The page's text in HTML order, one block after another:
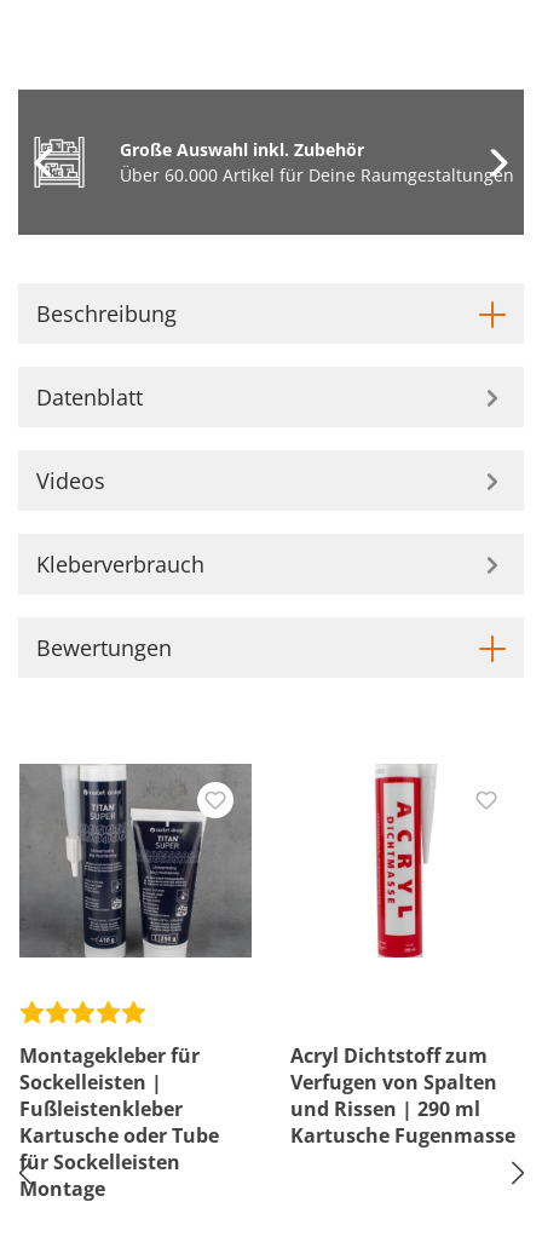
Große Auswahl inkl. Zubehör
Über 60.000 Artikel für Deine Raumgestaltungen
Beschreibung
Datenblatt
Videos
Kleberverbrauch
Bewertungen
Montagekleber für
Sockelleisten |
Fußleistenkleber
Kartusche oder Tube
für Sockelleisten
Montage
Acryl Dichtstoff zum
Verfugen von Spalten
und Rissen | 290 ml
Kartusche Fugenmasse